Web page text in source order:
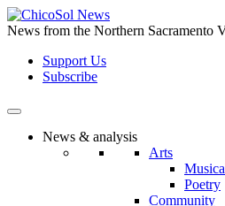
Skip
to
content
News from the Northern Sacramento
Support Us
Subscribe
News & analysis
Arts
Poetry
Community